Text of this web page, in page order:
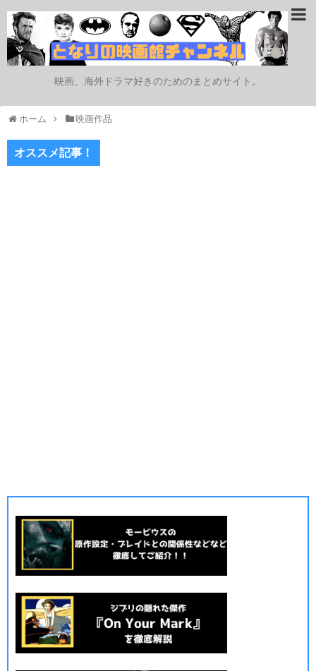
映画、海外ドラマ好きのためのまとめサイト。
ホーム 映画作品
オススメ記事！